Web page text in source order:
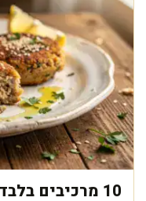
10 מרכיבים